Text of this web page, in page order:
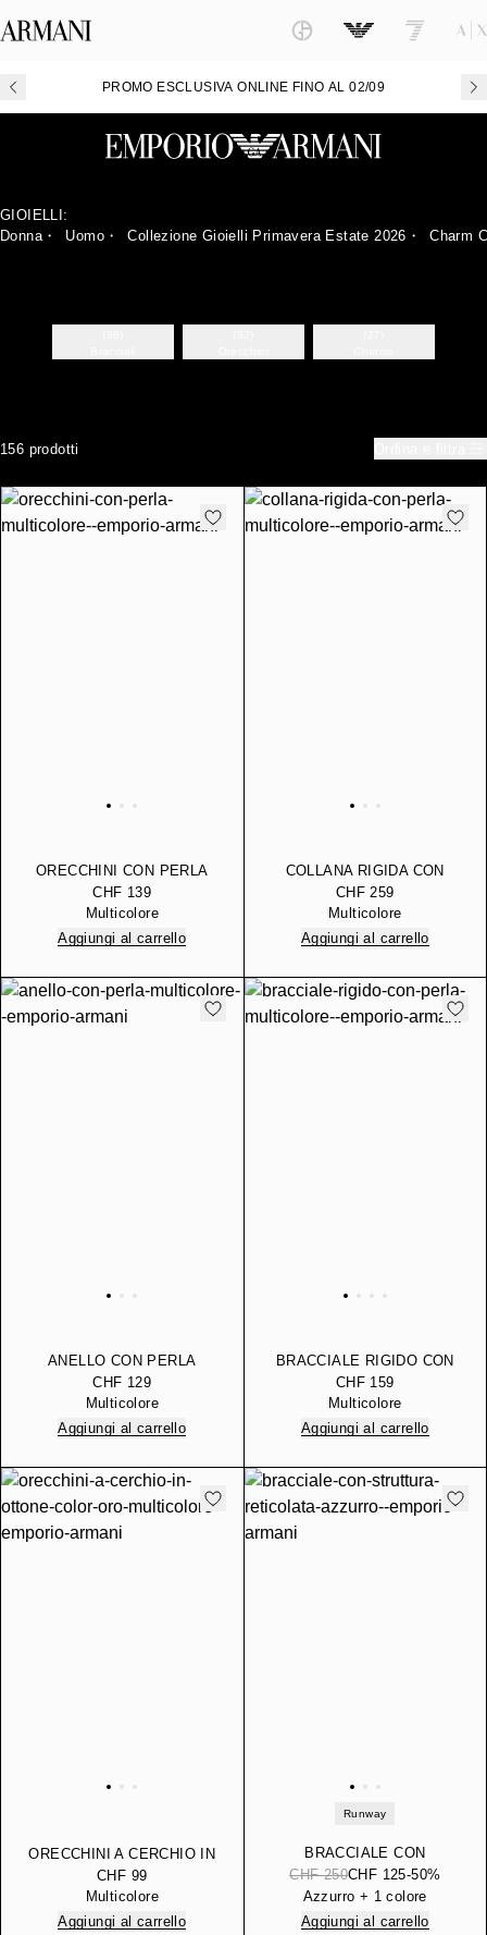
PROMO ESCLUSIVA ONLINE FINO AL 02/09
GIOIELLI:
Donna・ Uomo ・ Collezione Gioielli Primavera Estate 2026 ・ Charm
156 prodotti
ORECCHINI CON PERLA
CHF 139
Multicolore
Aggiungi al carrello
COLLANA RIGIDA CON
PERLA
CHF 259
Multicolore
Aggiungi al carrello
ANELLO CON PERLA
CHF 129
Multicolore
Aggiungi al carrello
BRACCIALE RIGIDO CON
PERLA
CHF 159
Multicolore
Aggiungi al carrello
ORECCHINI A CERCHIO IN
OTTONE COLOR ORO
CHF 99
Multicolore
Aggiungi al carrello
Runway
BRACCIALE CON
STRUTTURA RETICOLATA
CHF 250CHF 125-50%
Azzurro + 1 colore
Aggiungi al carrello